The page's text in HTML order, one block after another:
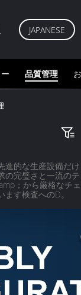
品質管理
JAPANESE
進的な生産設備だけ
の完璧さと一流のテ
；から厳格なチェ
す検査へのD。